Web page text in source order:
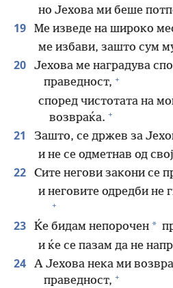
но Јехова ми беше
19 Ме изведе на широко
ме избави, зашто сум
20
Јехова ме наградува
праведност, +
според чистотата на
возвраќа. +
21 Зашто, се држев за
и не се одметнав од
22 Сите негови закони се
и неговите одредби не
+
23 Ќе бидам непорочен *
и ќе се пазам да не
24
А Јехова нека ми
праведност, +